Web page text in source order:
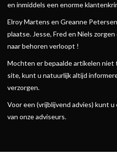
en inmiddels een enorme
Elroy Martens en Greanne
plaatse. Jesse, Fred en Niels
naar behoren verloopt !
Mochten er bepaalde artikelen niet
site, kunt u natuurlijk altijd
verzorgen.
Voor een (vrijblijvend advies) kunt
van onze adviseurs.